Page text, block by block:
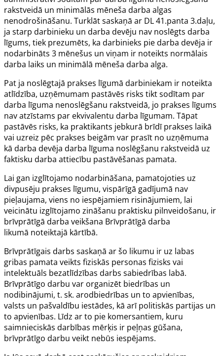
rakstveidā un minimālās mēneša darba algas
nenodrošināšanu. Turklāt saskaņā ar DL41.panta 3.daļu,
ja starp darbinieku un darba devēju nav noslēgts darba
līgums, tiek prezumēts, ka darbinieks pie darba devēja ir
nodarbināts 3 mēnešus un viņam ir noteikts normālais
darba laiks un minimālā mēneša darba alga.
Pat ja noslēgtajā prakses līgumā darbiniekam ir noteikta
atlīdzība, uzņēmumam pastāvēs risks tikt sodītam par
darba līguma nenoslēgšanu rakstveidā, jo prakses līgums
nav atzīstams par ekvivalentu darba līgumam. Tāpat
pastāvēs risks, ka praktikants jebkurā brīdī prakses laikā
vai uzreiz pēc prakses beigām var prasīt no uzņēmuma
kā darba devēja darba līguma noslēgšanu rakstveidā uz
faktisku darba attiecību pastāvēšanas pamata.
Lai gan izglītojamo nodarbināšana, pamatojoties uz
divpusēju prakses līgumu, vispārīgā gadījumā nav
pieļaujama, viens no iespējamiem risinājumiem, lai
veicinātu izglītojamo zināšanu praktisku pilnveidošanu, ir
brīvprātīgā darba veikšana Brīvprātīgā darba
likumā noteiktajā kārtībā.
Brīvprātīgais darbs saskaņā ar šo likumu ir uz labas
gribas pamata veikts fiziskās personas fizisks vai
intelektuāls bezatlīdzības darbs sabiedrības labā.
Brīvprātīgo darbu var organizēt biedrības un
nodibinājumi, t. sk. arodbiedrības un to apvienības,
valsts un pašvaldību iestādes, kā arī politiskās partijas un
to apvienības. Līdz ar to pie komersantiem, kuru
saimnieciskās darbības mērķis ir peļņas gūšana,
brīvprātīgo darbu veikt nebūs iespējams.